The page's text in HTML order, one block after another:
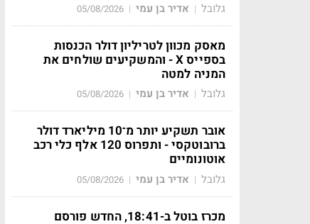
גלובל | אדיר בן עמי |
05/08/2026
מאסק מכוון לטריליון דולר הכנסות
בספייס X - והמשקיעים שולחים את
המניה למטה
גלובל | אדיר בן עמי |
05/08/2026
אובר תשקיע יותר מ־10 מיליארד דולר
ברובוטקסי - ותפרוס 120 אלף כלי רכב
אוטונומיים
גלובל | אדיר בן עמי |
05/08/2026
מכרז בוטל ב-18:41, החדש פורסם